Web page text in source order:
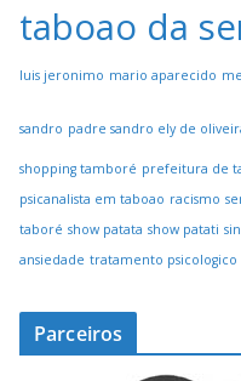
taboao da
luis jeronimo mario aparecido
sandro padre sandro ely de
shopping tamboré prefeitura de
psicanalista em taboao racismo
taboré show patata show patati
ansiedade tratamento psicologico
Parceiros